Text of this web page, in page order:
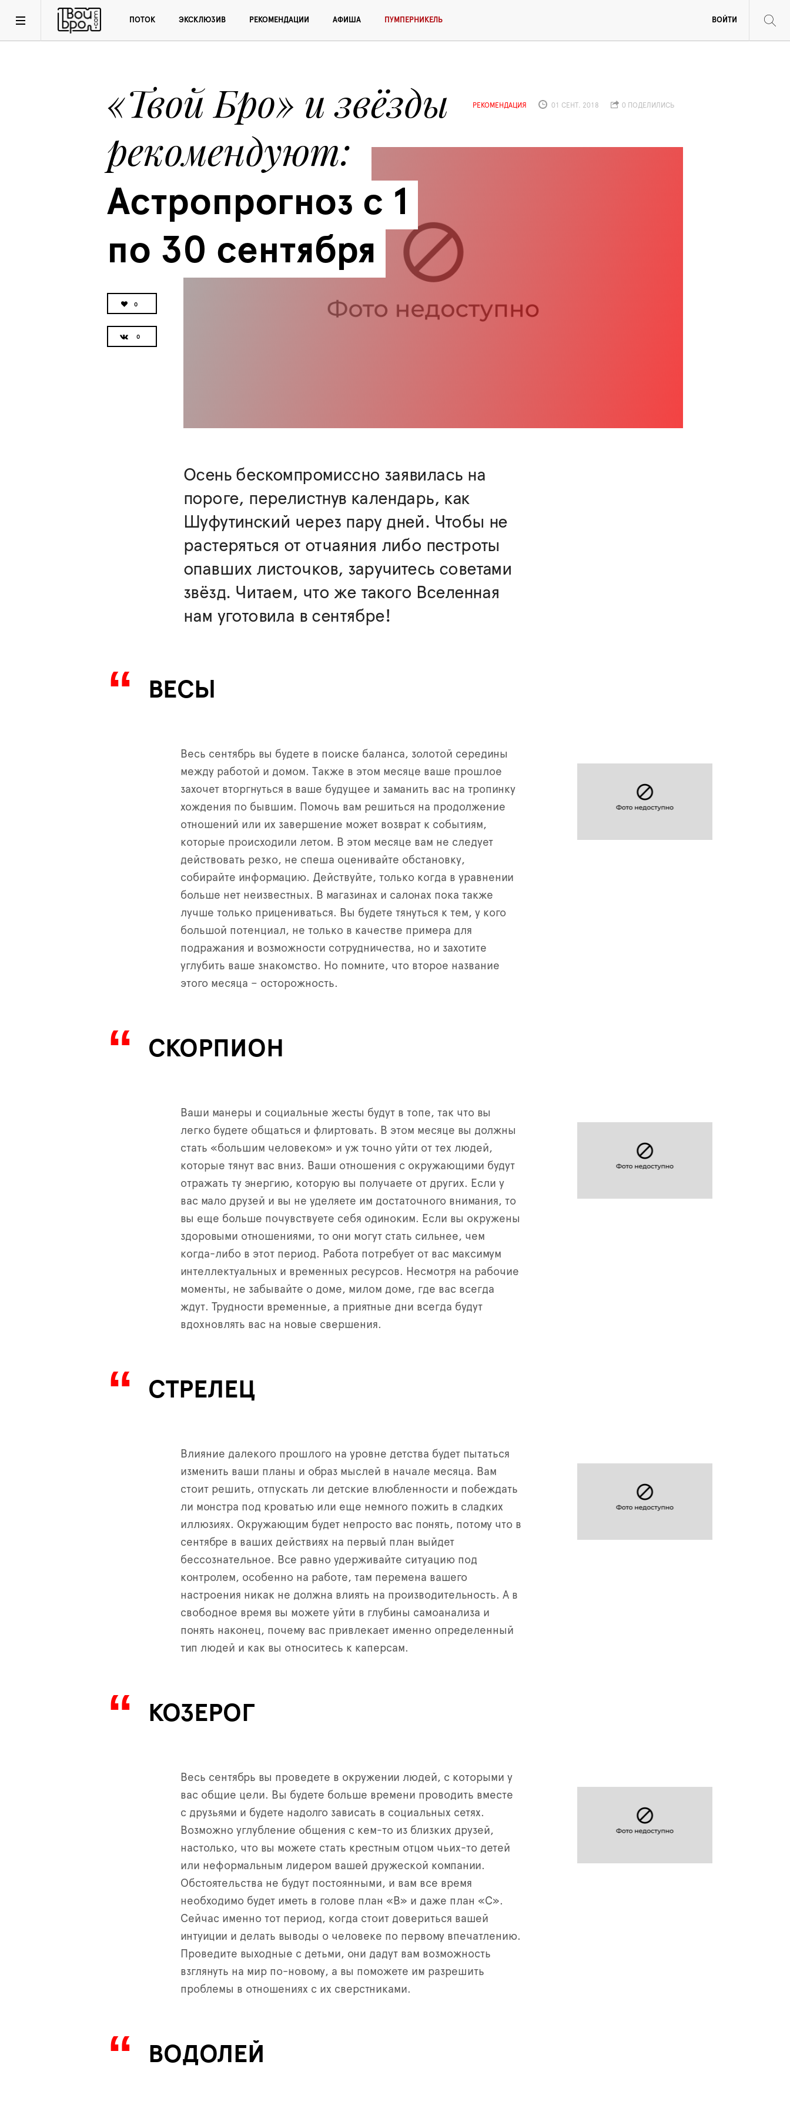
ПОТОК ЭКСКЛЮЗИВ РЕКОМЕНДАЦИИ АФИША ПУМПЕРНИКЕЛЬ ВОЙТИ
«Твой Бро» и звёзды
рекомендуют
Астропрогноз с 1
по 30 сентября
0
РЕКОМЕНДАЦИЯ 01 СЕНТ. 2018 0 ПОДЕЛИЛИСЬ
Осень бескомпромиссно заявилась на
пороге, перелистнув календарь, как
Шуфутинский через пару дней. Чтобы не
растеряться от отчаяния либо пестроты
опавших листочков, заручитесь советами
звёзд. Читаем, что же такого Вселенная
нам уготовила в сентябре!
ВЕСЫ
Весь сентябрь вы будете в поиске баланса, золотой середины
между работой и домом. Также в этом месяце ваше прошлое
захочет вторгнуться в ваше будущее и заманить вас на тропинку
хождения по бывшим. Помочь вам решиться на продолжение
отношений или их завершение может возврат к событиям,
которые происходили летом. В этом месяце вам не следует
действовать резко, не спеша оценивайте обстановку,
собирайте информацию. Действуйте, только когда в уравнении
больше нет неизвестных. В магазинах и салонах пока также
лучше только прицениваться. Вы будете тянуться к тем, у кого
большой потенциал, не только в качестве примера для
подражания и возможности сотрудничества, но и захотите
углубить ваше знакомство. Но помните, что второе название
этого месяца – осторожность.
СКОРПИОН
Ваши манеры и социальные жесты будут в топе, так что вы
легко будете общаться и флиртовать. В этом месяце вы должны
стать «большим человеком» и уж точно уйти от тех людей,
которые тянут вас вниз. Ваши отношения с окружающими будут
отражать ту энергию, которую вы получаете от других. Если у
вас мало друзей и вы не уделяете им достаточного внимания, то
вы еще больше почувствуете себя одиноким. Если вы окружены
здоровыми отношениями, то они могут стать сильнее, чем
когда-либо в этот период. Работа потребует от вас максимум
интеллектуальных и временных ресурсов. Несмотря на рабочие
моменты, не забывайте о доме, милом доме, где вас всегда
ждут. Трудности временные, а приятные дни всегда будут
вдохновлять вас на новые свершения.
СТРЕЛЕЦ
Влияние далекого прошлого на уровне детства будет пытаться
изменить ваши планы и образ мыслей в начале месяца. Вам
стоит решить, отпускать ли детские влюбленности и побеждать
ли монстра под кроватью или еще немного пожить в сладких
иллюзиях. Окружающим будет непросто вас понять, потому что в
сентябре в ваших действиях на первый план выйдет
бессознательное. Все равно удерживайте ситуацию под
контролем, особенно на работе, там перемена вашего
настроения никак не должна влиять на производительность. А в
свободное время вы можете уйти в глубины самоанализа и
понять наконец, почему вас привлекает именно определенный
тип людей и как вы относитесь к каперсам.
КОЗЕРОГ
Весь сентябрь вы проведете в окружении людей, с которыми у
вас общие цели. Вы будете больше времени проводить вместе
с друзьями и будете надолго зависать в социальных сетях.
Возможно углубление общения с кем-то из близких друзей,
настолько, что вы можете стать крестным отцом чьих-то детей
или неформальным лидером вашей дружеской компании.
Обстоятельства не будут постоянными, и вам все время
необходимо будет иметь в голове план «В» и даже план «С».
Сейчас именно тот период, когда стоит довериться вашей
интуиции и делать выводы о человеке по первому впечатлению.
Проведите выходные с детьми, они дадут вам возможность
взглянуть на мир по-новому, а вы поможете им разрешить
проблемы в отношениях с их сверстниками.
ВОДОЛЕЙ